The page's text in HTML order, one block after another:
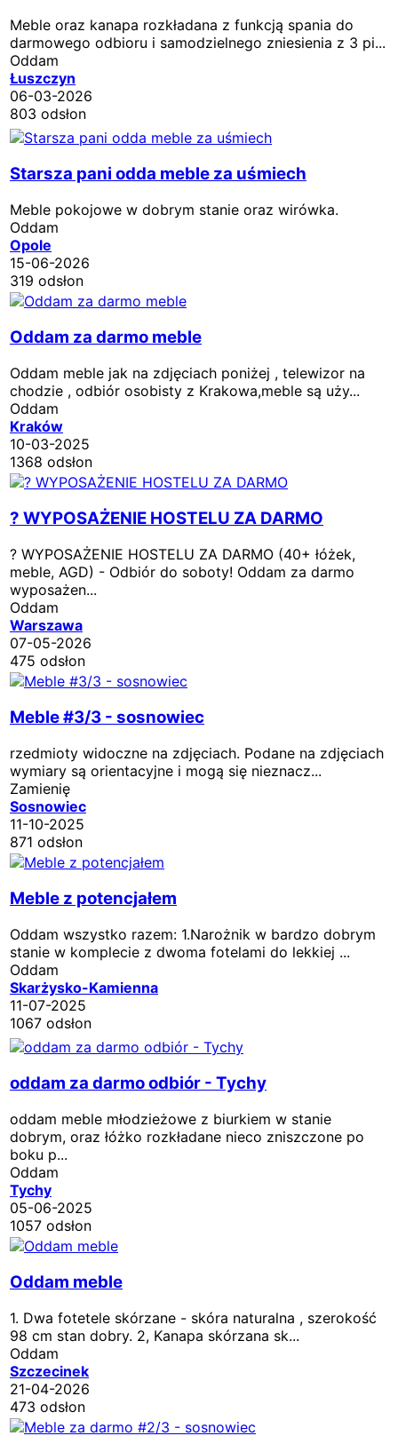
Meble oraz kanapa rozkładana z funkcją spania do
darmowego odbioru i samodzielnego zniesienia z 3 pi...
Oddam
Łuszczyn
06-03-2026
803 odsłon
Starsza pani odda meble za uśmiech
Meble pokojowe w dobrym stanie oraz wirówka.
Oddam
Opole
15-06-2026
319 odsłon
Oddam za darmo meble
Oddam meble jak na zdjęciach poniżej , telewizor na
chodzie , odbiór osobisty z Krakowa,meble są uży...
Oddam
Kraków
10-03-2025
1368 odsłon
? WYPOSAŻENIE HOSTELU ZA DARMO
? WYPOSAŻENIE HOSTELU ZA DARMO (40+ łóżek,
meble, AGD) - Odbiór do soboty! Oddam za darmo
wyposażen...
Oddam
Warszawa
07-05-2026
475 odsłon
Meble #3/3 - sosnowiec
rzedmioty widoczne na zdjęciach. Podane na zdjęciach
wymiary są orientacyjne i mogą się nieznacz...
Zamienię
Sosnowiec
11-10-2025
871 odsłon
Meble z potencjałem
Oddam wszystko razem: 1.Narożnik w bardzo dobrym
stanie w komplecie z dwoma fotelami do lekkiej ...
Oddam
Skarżysko-Kamienna
11-07-2025
1067 odsłon
oddam za darmo odbiór - Tychy
oddam meble młodzieżowe z biurkiem w stanie
dobrym, oraz łóżko rozkładane nieco zniszczone po
boku p...
Oddam
Tychy
05-06-2025
1057 odsłon
Oddam meble
1. Dwa fotetele skórzane - skóra naturalna , szerokość
98 cm stan dobry. 2, Kanapa skórzana sk...
Oddam
Szczecinek
21-04-2026
473 odsłon